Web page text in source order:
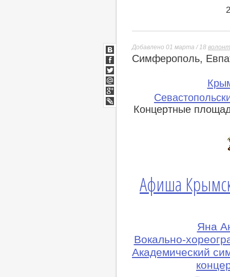
Добавлено 01 марта / 18
Симферополь,
Концертные
Афиша
Яна
Вокально-
Академический
ВКонтакте
Facebook
Twitter
Мой
Мир
Google+
lj